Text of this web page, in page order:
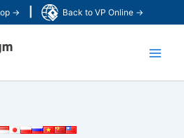
→ Back to VP Online →